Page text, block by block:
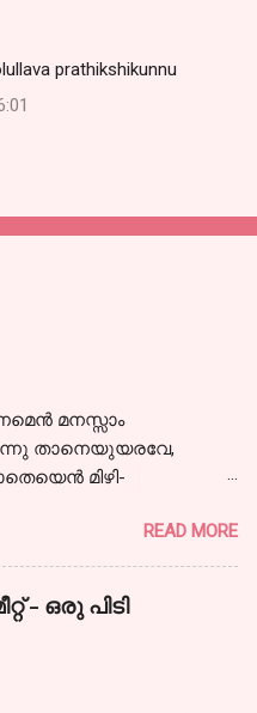
prathikshikunnu
മനസ്സാം
താനെയുയരവേ,
മിഴി-
പോയ്‌ കാണാകാഴ്ചകള്‍
ഒടുവിലൊരു
നില്‍ക്കേ
വീണ്ടും.
നിറഞ്ഞ നേരം നിന്‍
READ MORE
- ഒരു പിടി